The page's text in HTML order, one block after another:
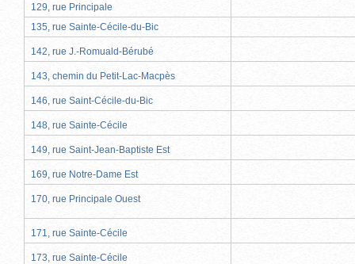
129, rue Principale
135, rue Sainte-Cécile-du-Bic
142, rue J.-Romuald-Bérubé
143, chemin du Petit-Lac-Macpès
146, rue Saint-Cécile-du-Bic
148, rue Sainte-Cécile
149, rue Saint-Jean-Baptiste Est
169, rue Notre-Dame Est
170, rue Principale Ouest
171, rue Sainte-Cécile
173, rue Sainte-Cécile